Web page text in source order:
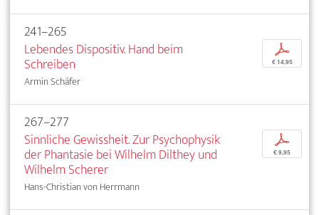
241–265
Lebendes Dispositiv. Hand beim
Schreiben
Armin Schäfer
p
€ 14,95
267–277
Sinnliche Gewissheit. Zur Psychophysik
der Phantasie bei Wilhelm Dilthey und
Wilhelm Scherer
Hans-Christian von Herrmann
p
€ 9,95